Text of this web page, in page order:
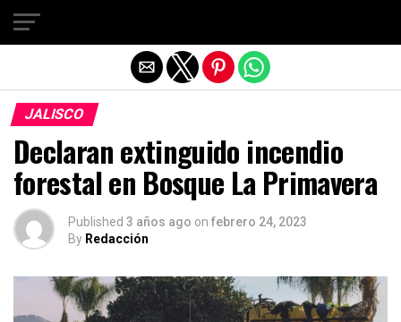
JALISCO
Declaran extinguido incendio
forestal en Bosque La Primavera
Published 3 años ago on febrero 24, 2023
By Redacción